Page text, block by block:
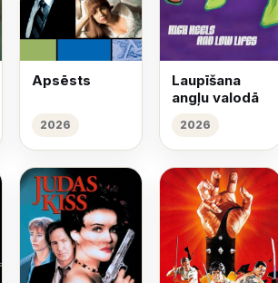
Apsēsts
2026
Laupīšana
angļu valodā
2026